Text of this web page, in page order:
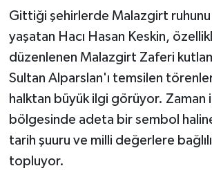
Gittiği şehirlerde Malazgirt ruhunu
yaşatan Hacı Hasan Keskin,
düzenlenen Malazgirt Zaferi
Sultan Alparslan'ı temsilen
halktan büyük ilgi görüyor. Zaman
bölgesinde adeta bir sembol
tarih şuuru ve milli değerlere
topluyor.